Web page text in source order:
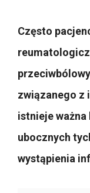
Często
związanego z
istnieje
ubocznych
wystąpienia